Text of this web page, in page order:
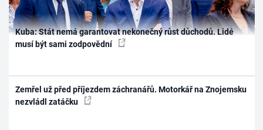
Kuba: Stát nemá garantovat nekonečný růst důchodů. Lidé
musí být sami zodpovědní
Zemřel už před příjezdem záchranářů. Motorkář na Znojemsku
nezvládl zatáčku